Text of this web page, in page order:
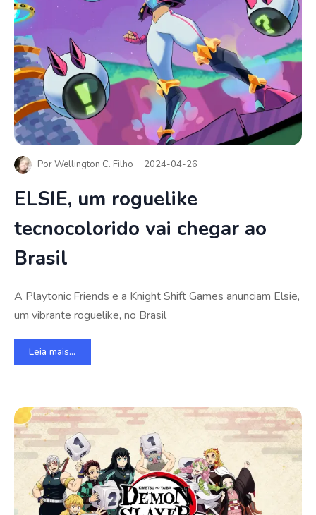
PorWellington C. Filho 2024-04-26
ELSIE, um roguelike
tecnocolorido vai chegar ao
Brasil
A Playtonic Friends e a Knight Shift Games anunciam Elsie,
um vibrante roguelike, no Brasil
Leia mais...